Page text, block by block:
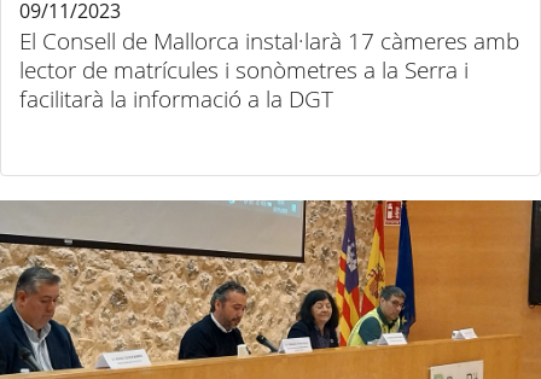
El Consell de Mallorca instal·larà 17 càmeres amb
lector de matrícules i sonòmetres a la Serra i
facilitarà la informació a la DGT
09/11/2023